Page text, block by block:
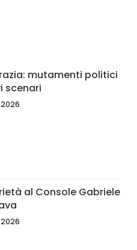
mutamenti politici
scenari
2026
al Console Gabriele
2026